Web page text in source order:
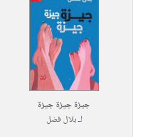
جيزة جيزة جيزة
لـبلال فضل